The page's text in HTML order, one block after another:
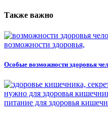
Также важно
Особые возможности здоровья